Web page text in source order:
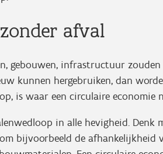
afval
gebouwen, infrastructuur
kunnen hergebruiken, dan
is waar een circulaire economie
in alle hevigheid. Denk
bijvoorbeeld de afhankelijkheid